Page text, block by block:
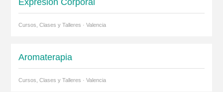
Cursos, Clases y Talleres · Valencia
Aromaterapia
Cursos, Clases y Talleres · Valencia